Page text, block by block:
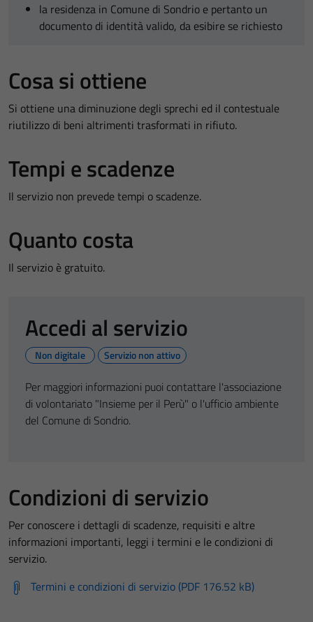
la residenza in Comune di Sondrio e pertanto un
documento di identità valido, da esibire se richiesto
Cosa si ottiene
Si ottiene una diminuzione degli sprechi ed il contestuale
riutilizzo di beni altrimenti trasformati in rifiuto.
Tempi e scadenze
Il servizio non prevede tempi o scadenze.
Quanto costa
Il servizio è gratuito.
Accedi al servizio
Non digitale Servizio non attivo
Per maggiori informazioni puoi contattare l'associazione
di volontariato "Insieme per il Perù" o l'ufficio ambiente
del Comune di Sondrio.
Condizioni di servizio
Per conoscere i dettagli di scadenze, requisiti e altre
informazioni importanti, leggi i termini e le condizioni di
servizio.
Termini e condizioni di servizio (PDF 176.52 kB)